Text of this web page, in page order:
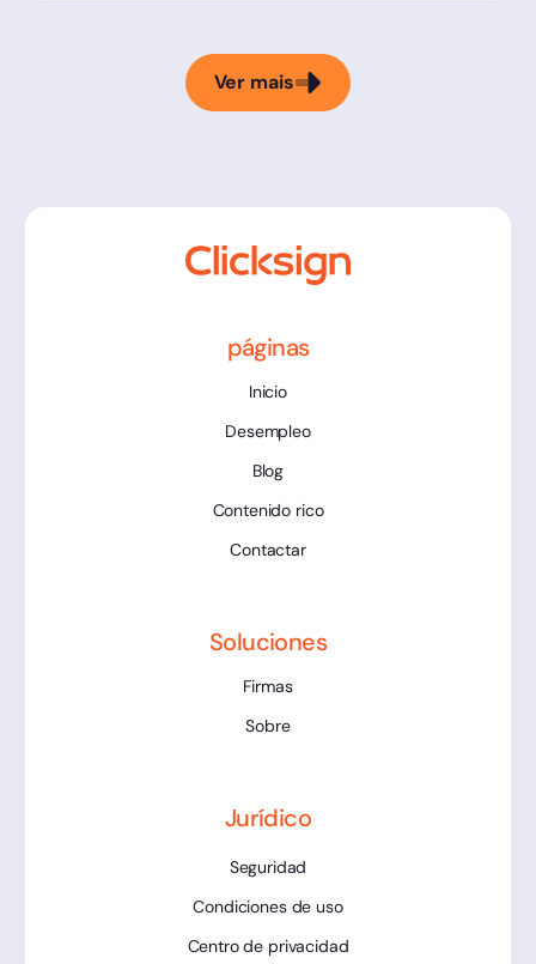
Ver mais
páginas
Inicio
Desempleo
Blog
Contenido rico
Contactar
Soluciones
Firmas
Sobre
Jurídico
Seguridad
Condiciones de uso
Centro de privacidad